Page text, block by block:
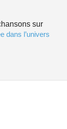
sur
dans l’univers